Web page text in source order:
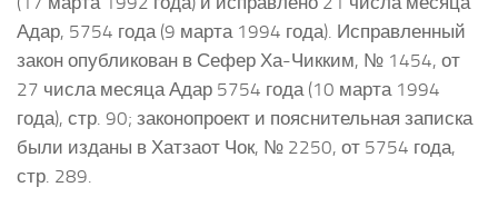
Адар, 5754 года (9 марта 1994 года). Исправленный
закон опубликован в Сефер Ха-Чикким, № 1454, от
27 числа месяца Адар 5754 года (10 марта 1994
года), стр. 90; законопроект и пояснительная записка
были изданы в Хатзаот Чок, № 2250, от 5754 года,
стр. 289.